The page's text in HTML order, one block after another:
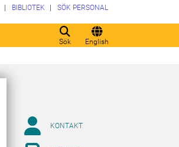
Sök English
BIBLIOTEK SÖK PERSONAL
KONTAKT